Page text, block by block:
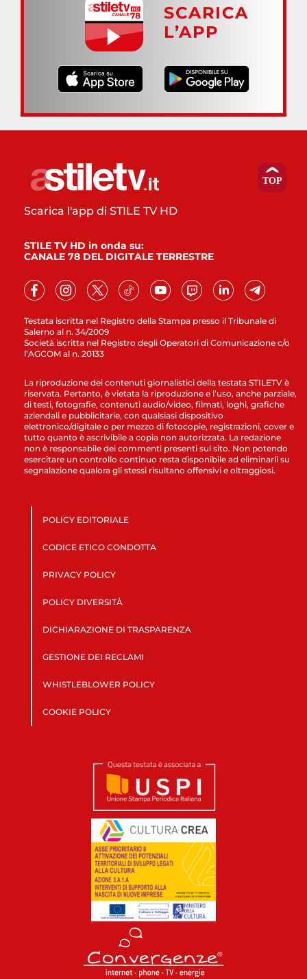
SCARICA
L’APP
Testata iscritta nel Registro della Stampa presso il Tribunale di
Salerno al n. 34/2009
Società iscritta nel Registro degli Operatori di Comunicazione c/o
l’AGCOM al n. 20133
Scarica l'app di STILE TV HD
STILE TV HD in onda su:
CANALE 78 DEL DIGITALE TERRESTRE
La riproduzione dei contenuti giornalistici della testata STILETV è
riservata. Pertanto, è vietata la riproduzione e l’uso, anche parziale,
di testi, fotografie, contenuti audio/video, filmati, loghi, grafiche
aziendali e pubblicitarie, con qualsiasi dispositivo
elettronico/digitale o per mezzo di fotocopie, registrazioni, cover e
tutto quanto è ascrivibile a copia non autorizzata. La redazione
non è responsabile dei commenti presenti sul sito. Non potendo
esercitare un controllo continuo resta disponibile ad eliminarli su
segnalazione qualora gli stessi risultano offensivi e oltraggiosi.
POLICY EDITORIALE
CODICE ETICO CONDOTTA
PRIVACY POLICY
POLICY DIVERSITÀ
DICHIARAZIONE DI TRASPARENZA
GESTIONE DEI RECLAMI
WHISTLEBLOWER POLICY
COOKIE POLICY